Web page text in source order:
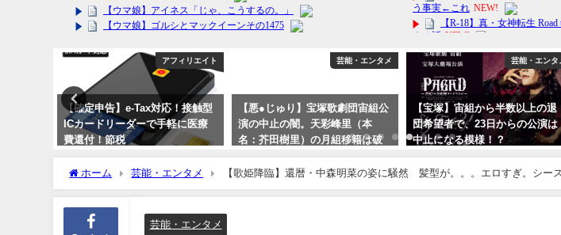
アフィリエイト
【確定申告】e-Tax対応！接触型
ICカードリーダーで手軽に医療
費還付！節税
芸能・エンタメ
【悪●じゅり】宝塚歌劇団宙組公
演の中止の闇。天彩峰里（本
名：芥田樹里）の月組移籍は破
綻し退団濃厚か？
2023年10月1日
芸能・エンタ
【宝塚】宙組から半数以上の退
団希望者で、23日からの公演は
中止になる模様！？
ホーム 芸能・エンタメ 【歌姫降臨】還暦・中森明菜の姿に騒然 髪型が。。。エロすぎ。シー
芸能・エンタメ